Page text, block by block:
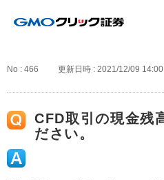
No : 466 更新日時 : 2021/12/09 14:00
CFD取引の現金残
ださい。